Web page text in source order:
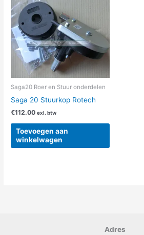
Saga20 Roer en Stuur onderdelen
Saga 20 Stuurkop Rotech
€112.00 exl. btw
Toevoegen aan
winkelwagen
Adres